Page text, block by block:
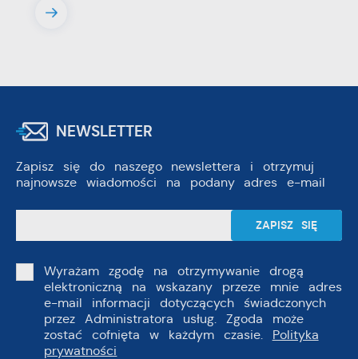
NEWSLETTER
Zapisz się do naszego newslettera i otrzymuj
najnowsze wiadomości na podany adres e-mail
Wyrażam zgodę na otrzymywanie drogą
elektroniczną na wskazany przeze mnie adres
e-mail informacji dotyczących świadczonych
przez Administratora usług. Zgoda może
zostać cofnięta w każdym czasie. Polityka
prywatności